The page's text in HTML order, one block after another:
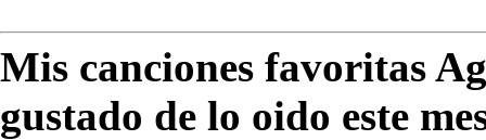
Mis canciones favoritas
gustado de lo oido este